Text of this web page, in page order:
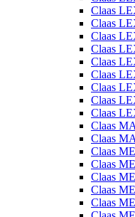
Claas
Claas
Claas
Claas
Claas
Claas
Claas
Claas
Claas
Claas
Claas
Claas
Claas
Claas
Claas
Claas